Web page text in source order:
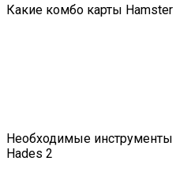
Какие комбо карты Hamster
Необходимые инструменты
Hades 2